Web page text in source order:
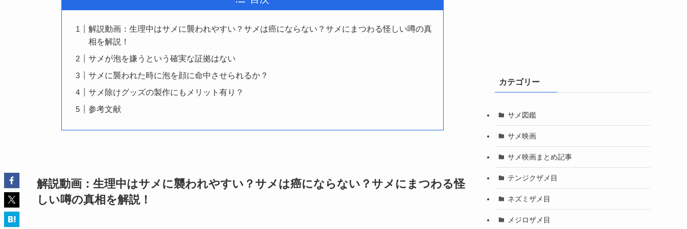
解説動画：生理中はサメに襲われやすい？サメは癌にならない？サメにまつわる怪しい噂の真
相を解説！
サメが泡を嫌うという確実な証拠はない
サメに襲われた時に泡を顔に命中させられるか？
サメ除けグッズの製作にもメリット有り？
参考文献
解説動画：生理中はサメに襲われやすい？サメは癌にならない？サメにまつわる怪
しい噂の真相を解説！
カテゴリー
サメ図鑑
サメ映画
サメ映画まとめ記事
テンジクザメ目
ネズミザメ目
メジロザメ目